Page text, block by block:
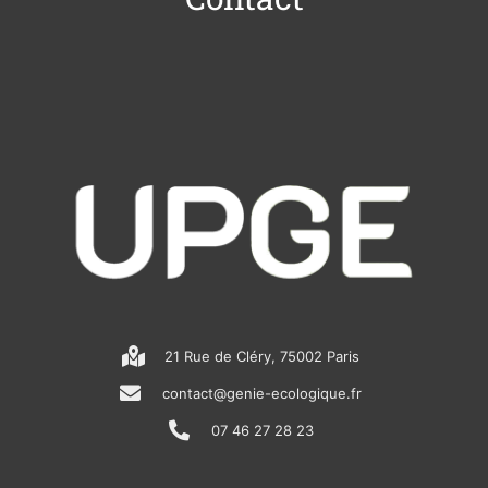
21 Rue de Cléry, 75002 Paris
contact@genie-ecologique.fr
07 46 27 28 23